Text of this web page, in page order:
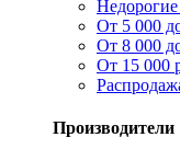
От 5 000
От 8 000
От 15 000
Производители